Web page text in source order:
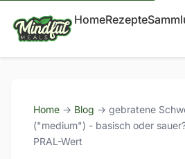
HomeRezepte
Home → Blog → gebratene
("medium") - basisch oder
PRAL-Wert